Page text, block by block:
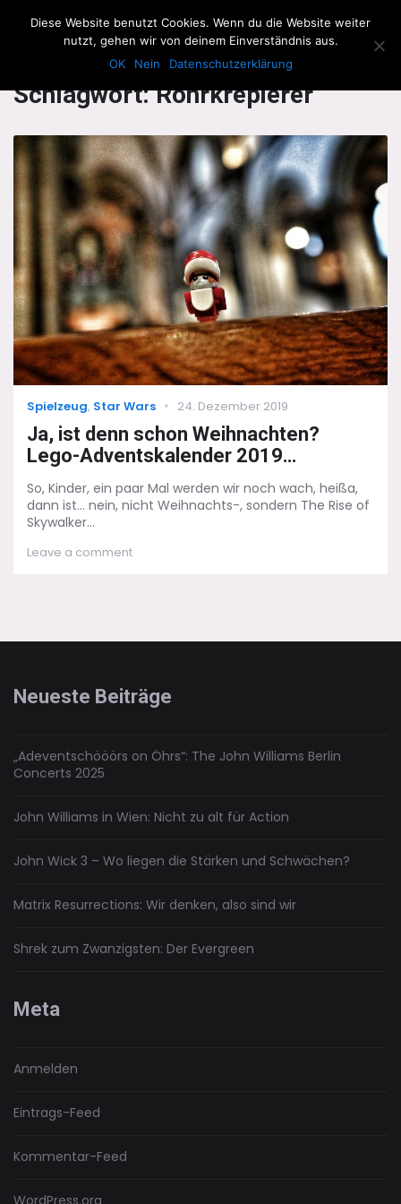
The Howling Men
Schlagwort:Rohrkrepierer
Categories
Spielzeug, Star Wars
Posted
24. Dezember 2019
Ja, ist denn schon Weihnachten?
Lego-Adventskalender 2019…
So, Kinder, ein paar Mal werden wir noch wach, heißa,
dann ist... nein, nicht Weihnachts-, sondern The Rise of
Skywalker...
Leave a commenton
Neueste Beiträge
„Adeventschööörs on Öhrs“: The John Williams Berlin
Concerts 2025
John Williams in Wien: Nicht zu alt für Action
John Wick 3 – Wo liegen die Stärken und Schwächen?
Matrix Resurrections: Wir denken, also sind wir
Shrek zum Zwanzigsten: Der Evergreen
Meta
Anmelden
Eintrags-Feed
Kommentar-Feed
WordPress.org
Diese Website benutzt Cookies. Wenn du die Website weiter
nutzt, gehen wir von deinem Einverständnis aus.
OK
Nein Datenschutzerklärung